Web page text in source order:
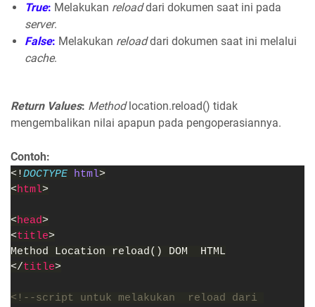
True: Melakukan reloaddari dokumen saat ini pada
server.
False: Melakukan reloaddari dokumen saat ini melalui
cache.
Return Values: Methodlocation.reload() tidak
mengembalikan nilai apapun pada pengoperasiannya.
Contoh:
<!DOCTYPE html>
<html>
<head>
<title>
Method Location reload() DOM  HTML
</title>
<!--script untuk melakukan  reload dari